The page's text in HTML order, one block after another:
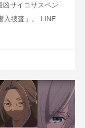
凶サイコサスペン
入捜査」。 LINE